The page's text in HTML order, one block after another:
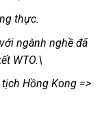
thực.
ngành nghề đã
WTO.\
Hồng Kong =>